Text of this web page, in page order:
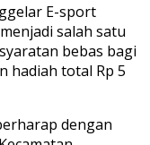
E-sport
salah satu
bebas bagi
hadiah total Rp 5
dengan